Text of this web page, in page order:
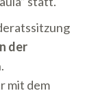
der
mit dem